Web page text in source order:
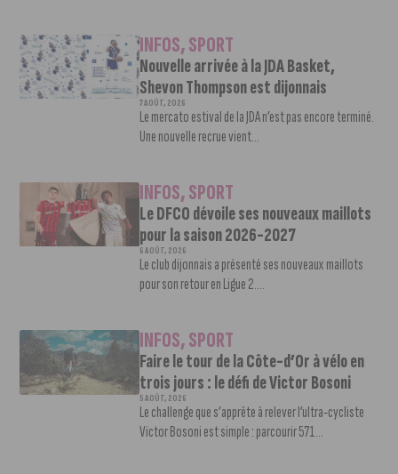
INFOS,SPORT
Nouvelle arrivée à la JDA Basket,
Shevon Thompson est dijonnais
7 AOÛT, 2026
Le mercato estival de la JDA n’est pas encore terminé.
Une nouvelle recrue vient...
INFOS,SPORT
Le DFCO dévoile ses nouveaux maillots
pour la saison 2026-2027
6 AOÛT, 2026
Le club dijonnais a présenté ses nouveaux maillots
pour son retour en Ligue 2....
INFOS,SPORT
Faire le tour de la Côte-d’Or à vélo en
trois jours : le défi de Victor Bosoni
5 AOÛT, 2026
Le challenge que s’apprête à relever l’ultra-cycliste
Victor Bosoni est simple : parcourir 571...